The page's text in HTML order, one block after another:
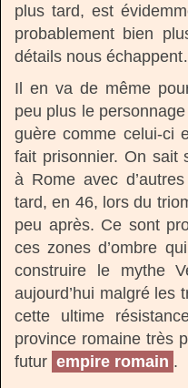
plus tard, est
probablement bien
détails nous
Il en va de même
peu plus le
guère comme celui-ci
fait prisonnier. On sait
à Rome avec
tard, en 46, lors du
peu après. Ce sont
ces zones d’ombre
construire le mythe
aujourd’hui malgré les
cette ultime
province romaine très
futur empire romain .